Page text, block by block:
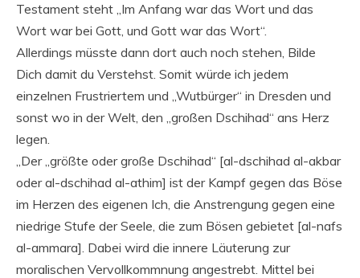
Testament steht „Im Anfang war das Wort und das
Wort war bei Gott, und Gott war das Wort“.
Allerdings müsste dann dort auch noch stehen, Bilde
Dich damit du Verstehst. Somit würde ich jedem
einzelnen Frustriertem und „Wutbürger“ in Dresden und
sonst wo in der Welt, den „großen Dschihad“ ans Herz
legen.
„Der „größte oder große Dschihad“ [al-dschihad al-akbar
oder al-dschihad al-athim] ist der Kampf gegen das Böse
im Herzen des eigenen Ich, die Anstrengung gegen eine
niedrige Stufe der Seele, die zum Bösen gebietet [al-nafs
al-ammara]. Dabei wird die innere Läuterung zur
moralischen Vervollkommnung angestrebt. Mittel bei